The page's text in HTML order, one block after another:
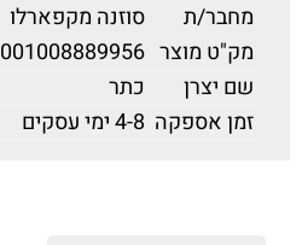
מחבר/ת
סוזנה מקפארלו
מק"ט מוצר 001008889956
שם יצרן
כתר
זמן אספקה 4-8 ימי עסקים